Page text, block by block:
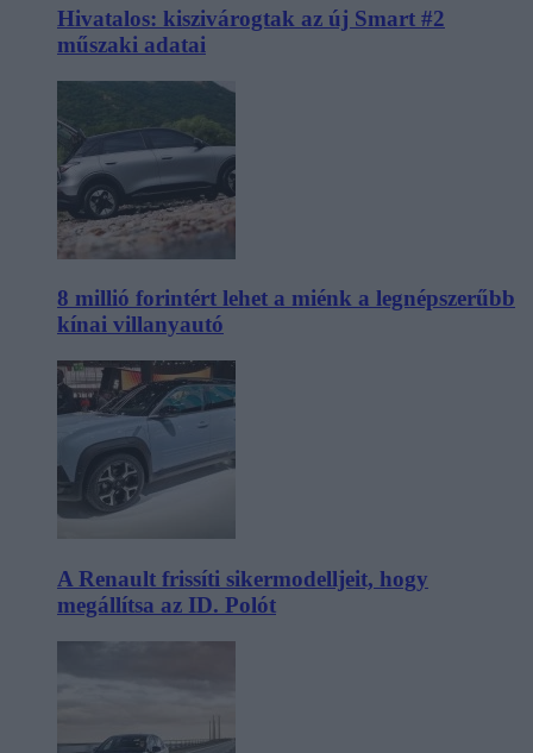
Hivatalos: kiszivárogtak az új Smart #2
műszaki adatai
8 millió forintért lehet a miénk a legnépszerűbb
kínai villanyautó
A Renault frissíti sikermodelljeit, hogy
megállítsa az ID. Polót